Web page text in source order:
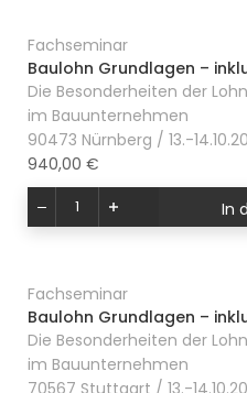
Fachseminar
Baulohn Grundlagen –
Die Besonderheiten der
im Bauunternehmen
90473 Nürnberg / 13.-
940,00 €
In
Fachseminar
Baulohn Grundlagen –
Die Besonderheiten der
im Bauunternehmen